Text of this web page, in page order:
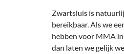
Zwartsluis is
bereikbaar. Als we
hebben voor MMA
dan laten we gelijk